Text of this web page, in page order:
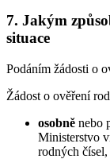
7. Jakým
situace
Podáním žádosti o
Žádost o ověření
osobně nebo
Ministerstvo
rodných